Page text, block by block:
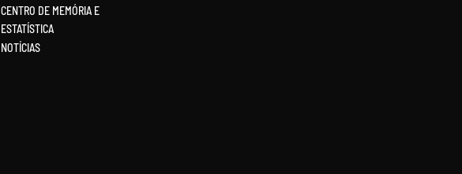
CENTRO DE MEMÓRIA E
ESTATÍSTICA
NOTÍCIAS